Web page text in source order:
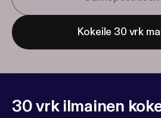
Kokeile 30 vrk
30 vrk ilmainen